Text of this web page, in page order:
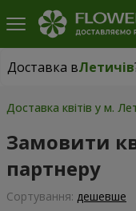
Доставка вЛетичів
Доставка вЛетичів
Доставка квітів у м.
Замовити
партнеру
Сортування: дешевше